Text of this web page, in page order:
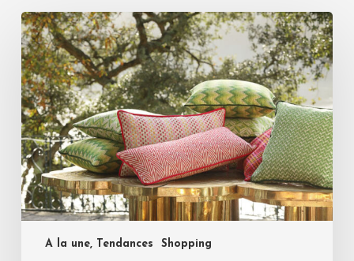
A la une, Tendances Shopping